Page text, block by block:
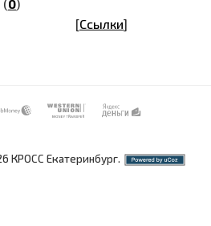
(0)
[Ссылки]
КРОСС Екатеринбург.